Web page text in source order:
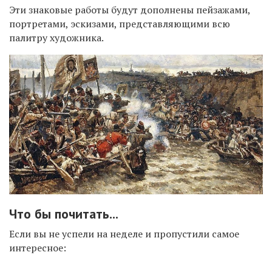
Эти знаковые работы будут дополнены пейзажами,
портретами, эскизами, представляющими всю
палитру художника.
Что бы почитать...
Если вы не успели на неделе и пропустили самое
интересное: